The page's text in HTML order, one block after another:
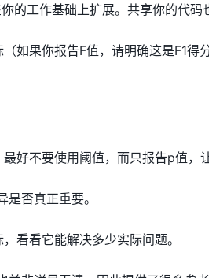
的工作基础上扩展。共享你的代码
如果你报告F值，请明确这是F1得
好不要使用阈值，而只报告p值，
否真正重要。
看看它能解决多少实际问题。